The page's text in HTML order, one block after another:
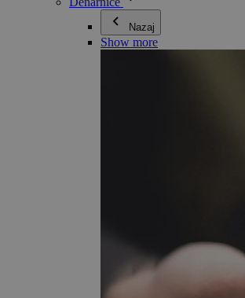
Nazaj
Show more